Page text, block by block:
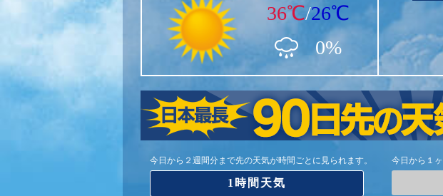
36℃/26℃
0%
今日から２週間分まで先の天気が時間ごとに見られます。
1時間天気
今日から１